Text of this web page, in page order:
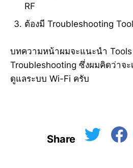
RF
ต้องมี Troubleshooting
บทความหน้าผมจะแนะนำ
Troubleshooting ซึ่งผมคิดว่าจ
ดูแลระบบ Wi-Fi ครับ
Share